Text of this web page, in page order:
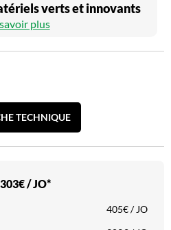
verts et innovants
plus
TECHNIQUE
303€ / JO*
405€ / JO